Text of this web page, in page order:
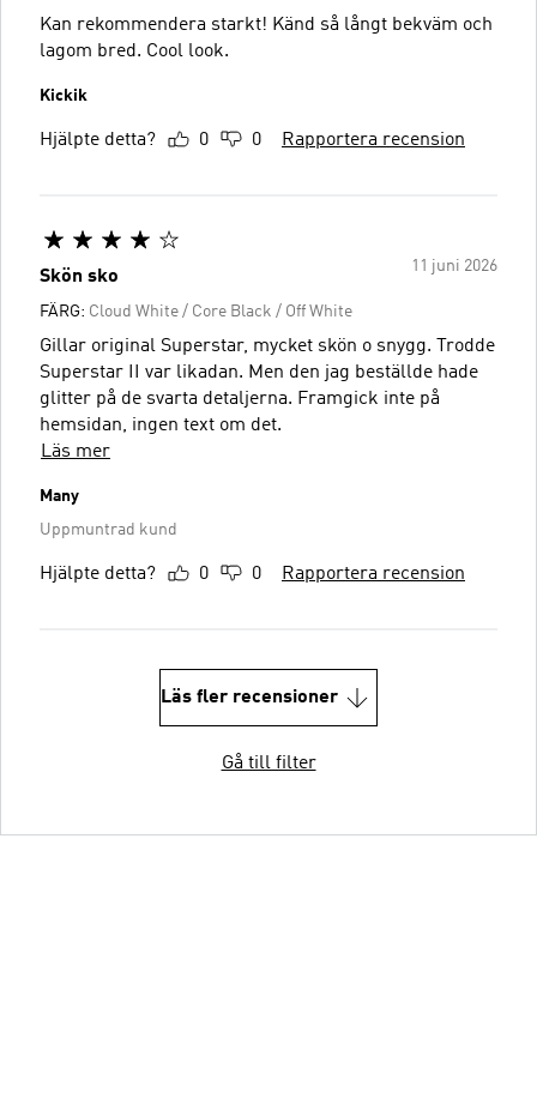
Kan rekommendera starkt! Känd så långt bekväm och
lagom bred. Cool look.
Kickik
Hjälpte detta? 0 0 Rapportera recension
11 juni 2026
Skön sko
FÄRG: Cloud White / Core Black / Off White
Gillar original Superstar, mycket skön o snygg. Trodde
Superstar II var likadan. Men den jag beställde hade
glitter på de svarta detaljerna. Framgick inte på
hemsidan, ingen text om det.
Läs mer
Many
Uppmuntrad kund
Hjälpte detta? 0 0 Rapportera recension
Läs fler recensioner
Gå till filter